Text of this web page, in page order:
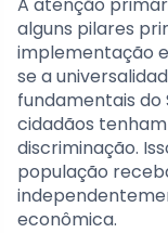
alguns pilares
implementação
se a
fundamentais do
cidadãos
discriminação.
população
econômica.